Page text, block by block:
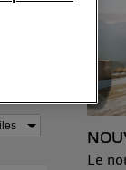
Le
en
IP
même